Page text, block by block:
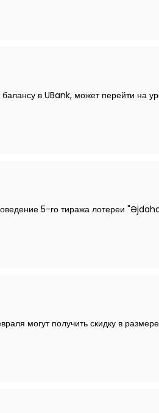
балансу в UBank, может перейти
5-го тиража лотереи
могут получить скидку в